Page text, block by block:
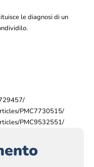
le diagnosi di un
PMC7730515/
PMC9532551/